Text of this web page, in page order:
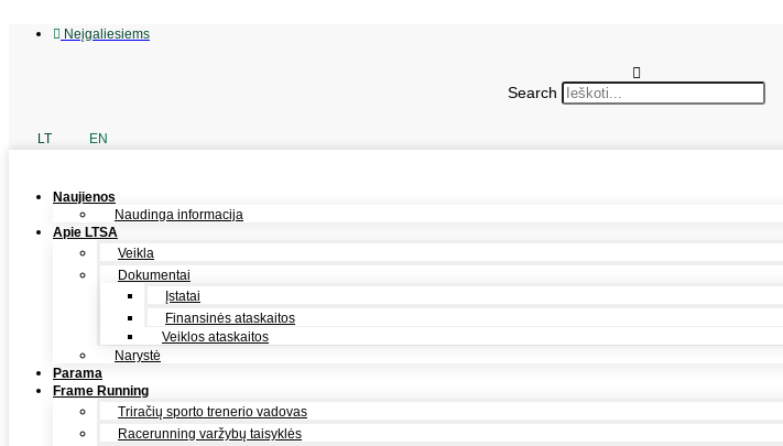
Neįgaliesiems
Search
LT EN
Naujienos
Naudinga informacija
Apie LTSA
Veikla
Dokumentai
Įstatai
Finansinės ataskaitos
Veiklos ataskaitos
Narystė
Parama
Frame Running
Triračių sporto trenerio vadovas
Racerunning varžybų taisyklės